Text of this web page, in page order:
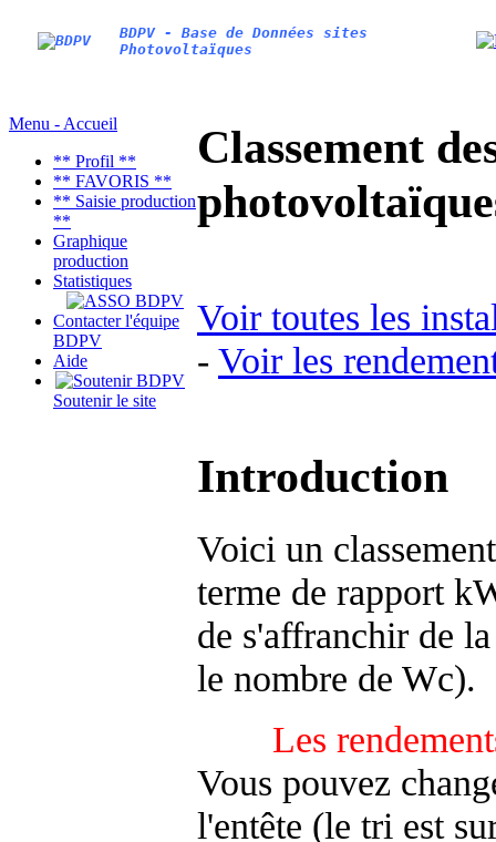
BDPV - Base de Données sites
Photovoltaïques
Menu - Accueil
** Profil **
** FAVORIS **
** Saisie production
**
Graphique
production
Statistiques
Contacter l'équipe
BDPV
Aide
Soutenir le site
Classement
Voir toutes les
- Voir les
Introduction
Voici un
terme de rapport
de s'affranchir de
le nombre de Wc).
Les
Vous pouvez
l'entête (le tri est